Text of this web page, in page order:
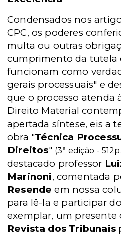
Condensados nos
CPC, os poderes
multa ou outras
cumprimento da tutela
funcionam como
gerais processuais" e
que o processo atenda
Direito Material
apertada síntese, eis a
obra "Técnica
Direitos" (3ª edição -
destacado professor
Marinoni, comentada
Resende em nossa
para lê-la e participar
exemplar, um presente
Revista dos Tribunais